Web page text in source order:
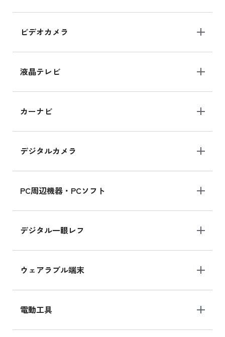
ビデオカメラ
液晶テレビ
カーナビ
デジタルカメラ
PC周辺機器・PCソフト
デジタル一眼レフ
ウェアラブル端末
電動工具
iPad Air 11インチ の新品買取価格
iPhone 15 128GB シリーズ
iPhone 15 128GB の新品買取価格
MK2K3J/Aの新品買取価格はこちら